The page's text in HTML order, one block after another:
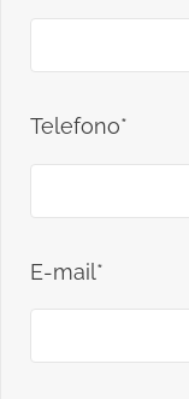
Telefono*
E-mail*